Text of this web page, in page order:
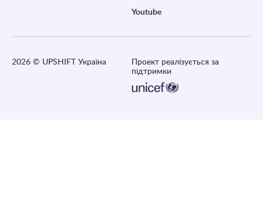
Youtube
2026 © UPSHIFT Україна
Проект реалізується за
підтримки